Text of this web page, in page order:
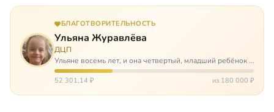
БЛАГОТВОРИТЕЛЬНОСТЬ
Ульяна Журавлёва
ДЦП
Ульяне восемь лет, и она четвертый, младший ребёнок в
многодетной семье. И с самого рождения Ульяну лечат.
Несколько операций, ежедневные процедуры,
52 301,14 ₽ из 180 000 ₽